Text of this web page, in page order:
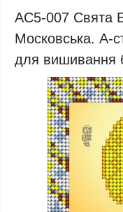
АС5-007 Свята
Московська. А-
для вишивання